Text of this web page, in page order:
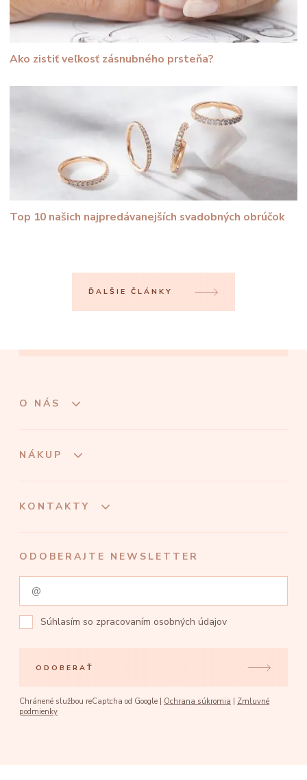
Ako zistiť veľkosť zásnubného prsteňa?
Top 10 našich najpredávanejších svadobných obrúčok
ĎALŠIE ČLÁNKY
O NÁS
NÁKUP
KONTAKTY
ODOBERAJTE NEWSLETTER
Súhlasím so zpracovaním osobných údajov
ODOBERAŤ
Chránené službou reCaptcha od Google | Ochrana súkromia
Zmluvné
podmienky